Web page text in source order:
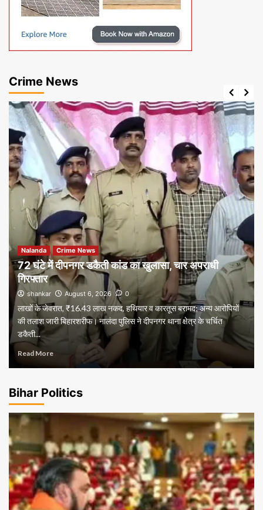
Crime News
Nalanda Crime News
72 घंटे में दीपनगर डकैती कांड का खुलासा, चार अपराधी
गिरफ्तार
shankar August 6, 2026 0
लाखों के जेवरात, ₹16.43 लाख नकद, हथियार व कारतूस बरामद; अन्य आरोपियों
की तलाश जारी बिहारशरीफ। नालंदा पुलिस ने दीपनगर थाना क्षेत्र के चर्चित
डकैती...
Read More
Bihar Politics